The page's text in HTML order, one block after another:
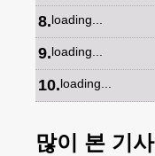
8.loading...
9.loading...
10.loading...
많이 본 기사